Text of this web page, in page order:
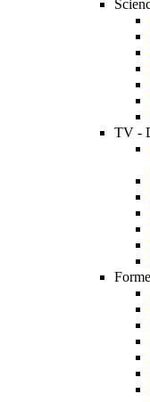
TV -